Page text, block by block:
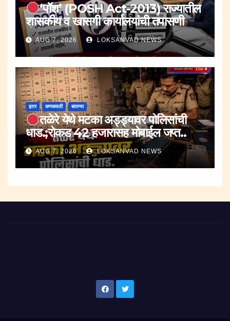
‘पॉश’ (POSH Act-2013) राज्यातील
शासकीय व खासगी कार्यालयांची तपासणी
मोहीम..
AUG 7, 2026 LOKSANVAD NEWS
इतर कणकवली बातम्या
तळेरे येथे मटका अड्ड्यावर पोलिसांची
धाड.;रोकड 42 हजारासह मोबाईल जप्त..
AUG 7, 2026 LOKSANVAD NEWS